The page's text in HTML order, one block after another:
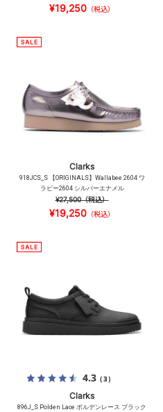
¥19,250 （税込）
Clarks
918JCS_S 【ORIGINALS】Wallabee 2604 ワ
ラビー2604 シルバーエナメル
¥27,500（税込）
¥19,250 （税込）
4.3（3）
Clarks
896J_S Polden Lace ポルデンレース ブラック